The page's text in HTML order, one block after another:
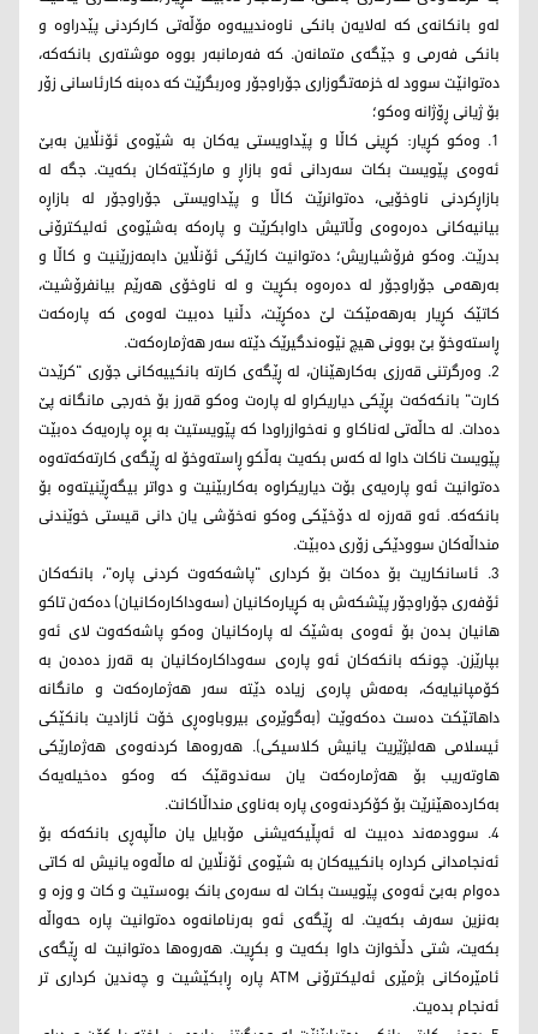
لەو بانکانەی کە لەلایەن بانکی ناوەندییەوە مۆڵەتی کارکردنی پێدراوە و
بانکی فەرمی و جێگەی متمانەن. کە فەرمانبەر بووە موشتەری بانکەکە،
دەتوانێت سوود لە خزمەتگوزاری جۆراوجۆر وەربگرێت کە دەبنە کارئاسانی زۆر
بۆ ژیانی ڕۆژانە وەکو؛
1. وەکو کڕیار: کڕینی کاڵا و پێداویستی یەکان بە شێوەی ئۆنڵاین بەبێ
ئەوەی پێویست بکات سەردانی ئەو بازاڕ و مارکێتەکان بکەیت. جگە لە
بازاڕکردنی ناوخۆیی، دەتوانرێت کاڵا و پێداویستی جۆراوجۆر لە بازاڕە
بیانیەکانی دەرەوەی وڵاتیش داوابکرێت و پارەکە بەشێوەی ئەلیکترۆنی
بدرێت. وەکو فرۆشیاریش؛ دەتوانیت کارێکی ئۆنڵاین دابمەزرێنیت و کاڵا و
بەرهەمی جۆراوجۆر لە دەرەوە بکڕیت و لە ناوخۆی هەرێم بیانفرۆشیت،
کاتێک کڕیار بەرهەمێکت لێ دەکڕێت، دڵنیا دەبیت لەوەی کە پارەکەت
ڕاستەوخۆ بێ بوونی هیچ نێوەندگیرێک دێتە سەر هەژمارەکەت.
2. وەرگرتنی قەرزی بەکارهێنان، لە ڕێگەی کارتە بانکییەکانی جۆری "کرێدت
کارت" بانکەکەت بڕێکی دیاریکراو لە پارەت وەکو قەرز بۆ خەرجی مانگانە پێ
دەدات. لە حاڵەتی لەناکاو و نەخوازراودا کە پێویستیت بە بڕە پارەیەک دەبێت
پێویست ناکات داوا لە کەس بکەیت بەڵکو ڕاستەوخۆ لە ڕێگەی کارتەکەتەوە
دەتوانیت ئەو پارەیەی بۆت دیاریکراوە بەکاربێنیت و دواتر بیگەڕێنیتەوە بۆ
بانکەکە. ئەو قەرزە لە دۆخێکی وەکو نەخۆشی یان دانی قیستی خوێندنی
منداڵەکان سوودێکی زۆری دەبێت.
3. ئاسانکاریت بۆ دەکات بۆ کرداری "پاشەکەوت کردنی پارە"، بانکەکان
ئۆفەری جۆراوجۆر پێشکەش بە کڕیارەکانیان (سەوداکارەکانیان) دەکەن تاکو
هانیان بدەن بۆ ئەوەی بەشێک لە پارەکانیان وەکو پاشەکەوت لای ئەو
بپارێزن. چونکە بانکەکان ئەو پارەی سەوداکارەکانیان بە قەرز دەدەن بە
کۆمپانیایەک، بەمەش پارەی زیادە دێتە سەر هەژمارەکەت و مانگانە
داهاتێکت دەست دەکەوێت (بەگوێرەی بیروباوەڕی خۆت ئازادیت بانکێکی
ئیسلامی هەلبژێریت یانیش کلاسیکی). هەروەها کردنەوەی هەژمارێکی
هاوتەریب بۆ هەژمارەکەت یان سەندوقێک کە وەکو دەخیلەیەک
بەکاردەهێنرێت بۆ کۆکردنەوەی پارە بەناوی منداڵاکانت.
4. سوودمەند دەبیت لە ئەپڵیکەیشنی مۆبایل یان ماڵپەڕی بانکەکە بۆ
ئەنجامدانی کردارە بانکییەکان بە شێوەی ئۆنڵاین لە ماڵەوە یانیش لە کاتی
دەوام بەبێ ئەوەی پێویست بکات لە سەرەی بانک بوەستیت و کات و وزە و
بەنزین سەرف بکەیت. لە ڕێگەی ئەو بەرنامانەوە دەتوانیت پارە حەواڵە
بکەیت، شتی دڵخوازت داوا بکەیت و بکڕیت. هەروەها دەتوانیت لە ڕێگەی
ئامێرەکانی بژمێری ئەلیکترۆنی ATM پارە ڕابکێشیت و چەندین کرداری تر
ئەنجام بدەیت.